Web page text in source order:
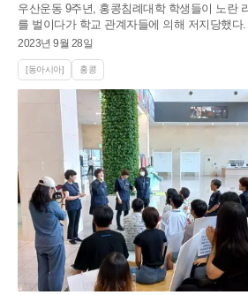
우산운동 9주년, 홍콩침례대학 학생들이 노란
를 벌이다가 학교 관계자들에 의해 저지당했다.
2023년 9월 28일
[동아시아] 홍콩